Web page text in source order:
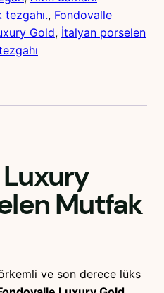
, Fondovalle
Gold, İtalyan porselen
Mutfak
ve son derece lüks